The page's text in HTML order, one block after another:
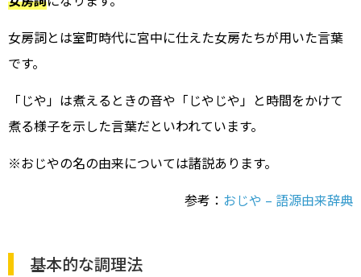
女房詞とは室町時代に宮中に仕えた女房たちが用いた言葉
です。
「じや」は煮えるときの音や「じやじや」と時間をかけて
煮る様子を示した言葉だといわれています。
※おじやの名の由来については諸説あります。
参考： おじや – 語源由来辞典
基本的な調理法